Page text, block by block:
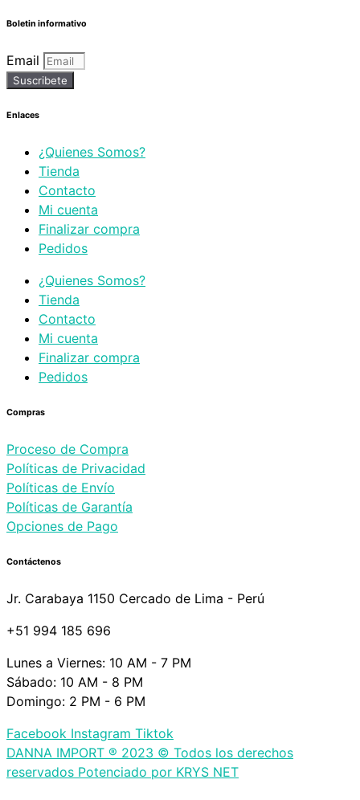
Boletin informativo
Email
Suscribete
Enlaces
¿Quienes Somos?
Tienda
Contacto
Mi cuenta
Finalizar compra
Pedidos
¿Quienes Somos?
Tienda
Contacto
Mi cuenta
Finalizar compra
Pedidos
Compras
Proceso de Compra
Políticas de Privacidad
Políticas de Envío
Políticas de Garantía
Opciones de Pago
Contáctenos
Jr. Carabaya 1150 Cercado de Lima - Perú
+51 994 185 696
Lunes a Viernes: 10 AM - 7 PM
Sábado: 10 AM - 8 PM
Domingo: 2 PM - 6 PM
Facebook Instagram Tiktok
DANNA IMPORT ® 2023 © Todos los derechos
reservados Potenciado por KRYS NET